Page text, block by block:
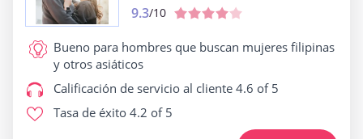
9.3/10
Bueno para hombres que buscan mujeres filipinas
y otros asiáticos
Calificación de servicio al cliente 4.6 of 5
Tasa de éxito 4.2 of 5